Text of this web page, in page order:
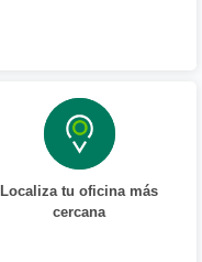
Localiza tu oficina más
cercana